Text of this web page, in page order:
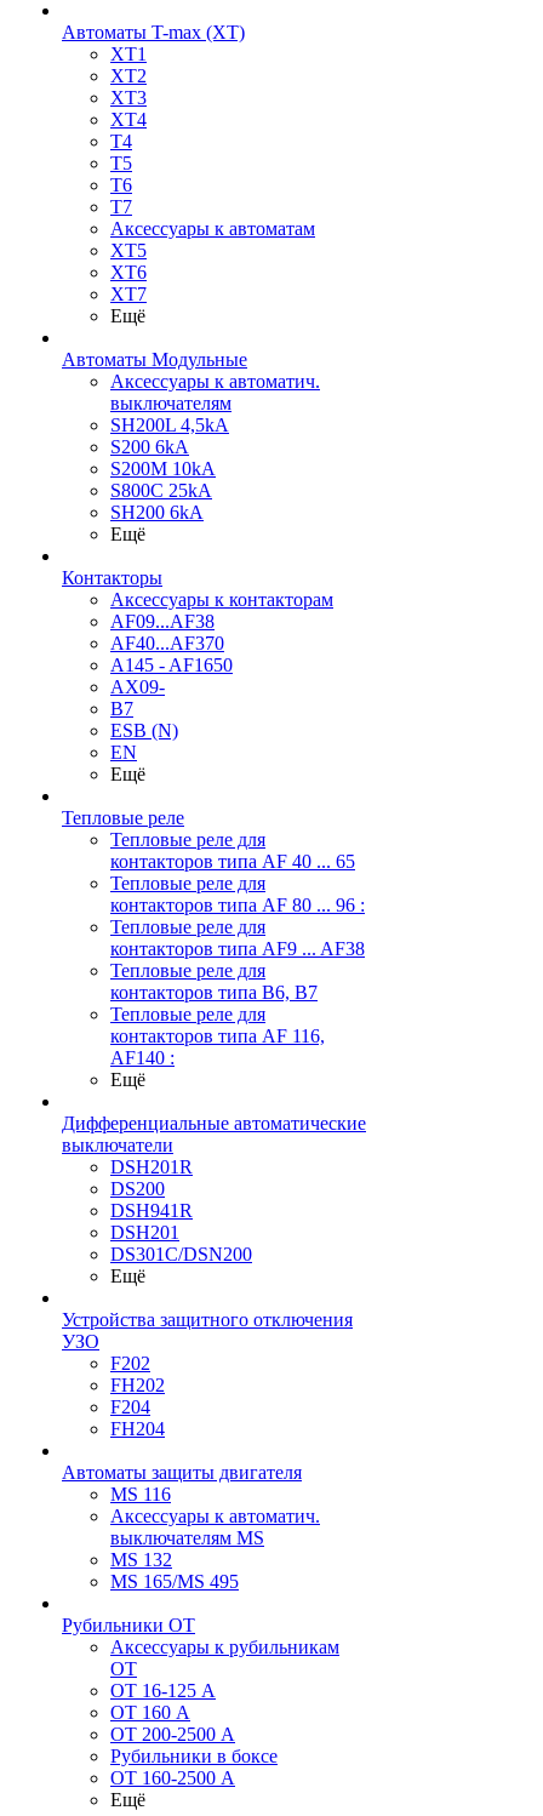
Автоматы T-max (XT)
XT1
XT2
XT3
XT4
T4
T5
T6
T7
Аксессуары к автоматам
XT5
XT6
XT7
Ещё
Автоматы Модульные
Аксессуары к автоматич.
выключателям
SH200L 4,5kA
S200 6kA
S200M 10kA
S800C 25kA
SH200 6kA
Ещё
Контакторы
Аксессуары к контакторам
AF09...AF38
AF40...AF370
A145 - AF1650
AX09-
B7
ESB (N)
EN
Ещё
Тепловые реле
Тепловые реле для
контакторов типа AF 40 ... 65
Тепловые реле для
контакторов типа AF 80 ... 96 :
Тепловые реле для
контакторов типа AF9 ... AF38
Тепловые реле для
контакторов типа В6, В7
Тепловые реле для
контакторов типа AF 116,
AF140 :
Ещё
Дифференциальные автоматические
выключатели
DSH201R
DS200
DSH941R
DSH201
DS301C/DSN200
Ещё
Устройства защитного отключения
УЗО
F202
FH202
F204
FH204
Автоматы защиты двигателя
MS 116
Аксессуары к автоматич.
выключателям MS
MS 132
MS 165/MS 495
Рубильники ОТ
Аксессуары к рубильникам
OT
OT 16-125 А
OT 160 А
OT 200-2500 А
Рубильники в боксе
OT 160-2500 А
Ещё